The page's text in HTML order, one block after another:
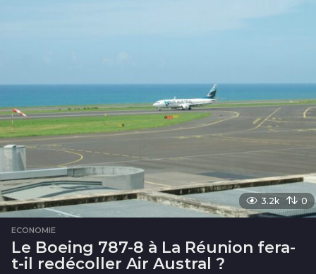
3.2k 0
ECONOMIE
Le Boeing 787-8 à La Réunion fera-
t-il redécoller Air Austral ?